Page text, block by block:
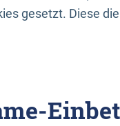
gesetzt. Diese